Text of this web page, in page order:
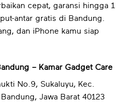
cepat, garansi hingga 1
antar gratis di Bandung.
dan iPhone kamu siap
– Kamar Gadget Care
No.9, Sukaluyu, Kec.
Jawa Barat 40123